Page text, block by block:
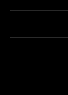
Dealers
K-Care
Contact